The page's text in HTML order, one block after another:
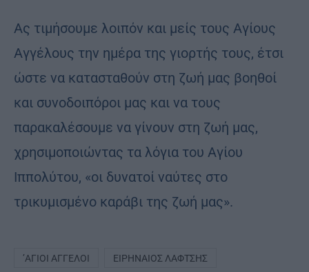
Ας τιμήσουμε λοιπόν και μείς τους Αγίους
Αγγέλους την ημέρα της γιορτής τους, έτσι
ώστε να κατασταθούν στη ζωή μας βοηθοί
και συνοδοιπόροι μας και να τους
παρακαλέσουμε να γίνουν στη ζωή μας,
χρησιμοποιώντας τα λόγια του Αγίου
Ιππολύτου, «οι δυνατοί ναύτες στο
τρικυμισμένο καράβι της ζωή μας».
’ΑΓΙΟΙ ΑΓΓΕΛΟΙ ΕΙΡΗΝΑΊΟΣ ΛΑΦΤΣΉΣ